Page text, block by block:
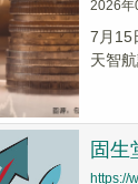
2026年
7月15
天智
固生
https://